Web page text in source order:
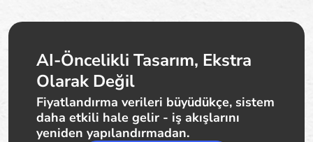
AI-Öncelikli Tasarım, Ekstra
Olarak Değil
Fiyatlandırma verileri büyüdükçe, sistem
daha etkili hale gelir - iş akışlarını
yeniden yapılandırmadan.